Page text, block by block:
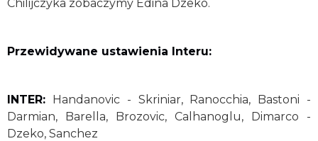
Chilijczyka zobaczymy Edina Dzeko.
Przewidywane ustawienia Interu:
INTER: Handanovic - Skriniar, Ranocchia, Bastoni -
Darmian, Barella, Brozovic, Calhanoglu, Dimarco -
Dzeko, Sanchez